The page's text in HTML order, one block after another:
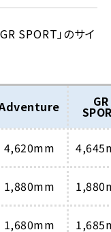
SPORT」のサイ
GR
4,620mm
1,880mm
1,680mm